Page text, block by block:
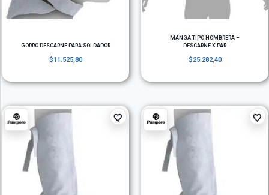
GORRO DESCARNE PARA SOLDADOR
$11.525,80
MANGA TIPO HOMBRERA –
DESCARNE X PAR
$25.282,40